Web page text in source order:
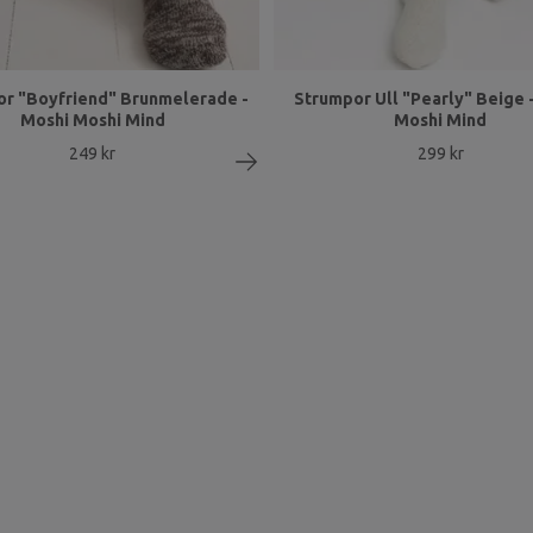
"Boyfriend" Brunmelerade -
Moshi Moshi Mind
249 kr
Strumpor Ull "Pearly" Beige
Moshi Mind
299 kr